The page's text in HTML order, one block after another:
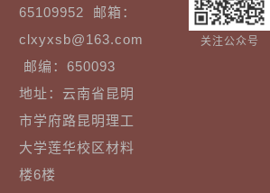
65109952 邮箱：
clxyxsb@163.com
邮编：650093
地址：云南省昆明
市学府路昆明理工
大学莲华校区材料
楼6楼
关注公众号